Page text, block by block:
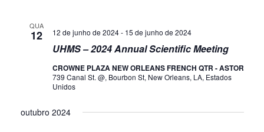
QUA
12
UHMS – 2024 Annual Scientific Meeting
12 de junho de 2024- 15 de junho de 2024
CROWNE PLAZA NEW ORLEANS FRENCH QTR - ASTOR
739 Canal St. @, Bourbon St, New Orleans, LA, Estados
Unidos
outubro 2024